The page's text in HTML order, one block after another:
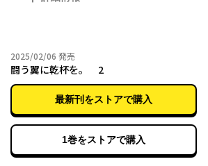
2025/02/06 2025年02月06日
発売
闘う翼に乾杯を。 2
最新刊をストアで購入
1巻をストアで購入